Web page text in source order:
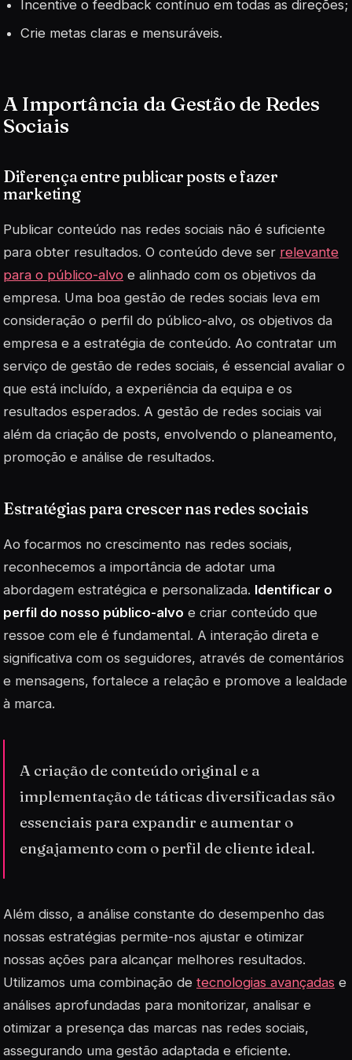
Incentive o feedback contínuo em todas as direções;
Crie metas claras e mensuráveis.
A Importância da Gestão de Redes
Sociais
Diferença entre publicar posts e fazer
marketing
Publicar conteúdo nas redes sociais não é suficiente
para obter resultados. O conteúdo deve ser relevante
para o público-alvo e alinhado com os objetivos da
empresa. Uma boa gestão de redes sociais leva em
consideração o perfil do público-alvo, os objetivos da
empresa e a estratégia de conteúdo. Ao contratar um
serviço de gestão de redes sociais, é essencial avaliar o
que está incluído, a experiência da equipa e os
resultados esperados. A gestão de redes sociais vai
além da criação de posts, envolvendo o planeamento,
promoção e análise de resultados.
Estratégias para crescer nas redes sociais
Ao focarmos no crescimento nas redes sociais,
reconhecemos a importância de adotar uma
abordagem estratégica e personalizada. Identificar o
perfil do nosso público-alvo e criar conteúdo que
ressoe com ele é fundamental. A interação direta e
significativa com os seguidores, através de comentários
e mensagens, fortalece a relação e promove a lealdade
à marca.
A criação de conteúdo original e a
implementação de táticas diversificadas são
essenciais para expandir e aumentar o
engajamento com o perfil de cliente ideal.
Além disso, a análise constante do desempenho das
nossas estratégias permite-nos ajustar e otimizar
nossas ações para alcançar melhores resultados.
Utilizamos uma combinação de tecnologias avançadas e
análises aprofundadas para monitorizar, analisar e
otimizar a presença das marcas nas redes sociais,
assegurando uma gestão adaptada e eficiente.